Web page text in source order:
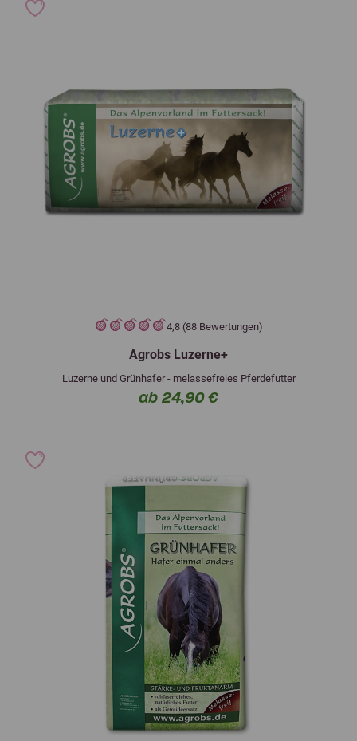
4,8 (88 Bewertungen)
Agrobs Luzerne+
Luzerne und Grünhafer - melassefreies Pferdefutter
ab 24,90 €